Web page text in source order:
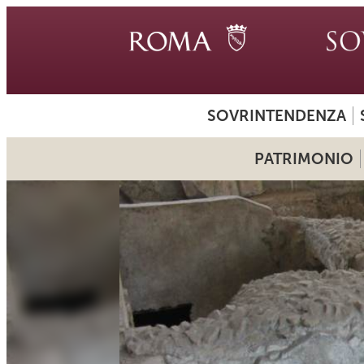
SOVRINTENDENZA
PATRIMONIO